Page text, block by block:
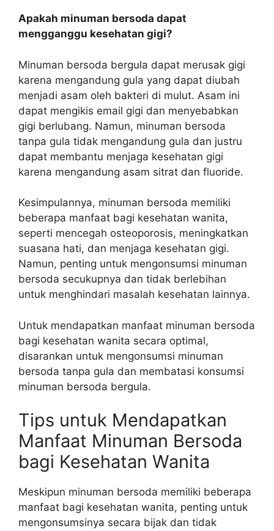
Apakah minuman bersoda dapat
mengganggu kesehatan gigi?
Minuman bersoda bergula dapat merusak gigi
karena mengandung gula yang dapat diubah
menjadi asam oleh bakteri di mulut. Asam ini
dapat mengikis email gigi dan menyebabkan
gigi berlubang. Namun, minuman bersoda
tanpa gula tidak mengandung gula dan justru
dapat membantu menjaga kesehatan gigi
karena mengandung asam sitrat dan fluoride.
Kesimpulannya, minuman bersoda memiliki
beberapa manfaat bagi kesehatan wanita,
seperti mencegah osteoporosis, meningkatkan
suasana hati, dan menjaga kesehatan gigi.
Namun, penting untuk mengonsumsi minuman
bersoda secukupnya dan tidak berlebihan
untuk menghindari masalah kesehatan lainnya.
Untuk mendapatkan manfaat minuman bersoda
bagi kesehatan wanita secara optimal,
disarankan untuk mengonsumsi minuman
bersoda tanpa gula dan membatasi konsumsi
minuman bersoda bergula.
Tips untuk Mendapatkan
Manfaat Minuman Bersoda
bagi Kesehatan Wanita
Meskipun minuman bersoda memiliki beberapa
manfaat bagi kesehatan wanita, penting untuk
mengonsumsinya secara bijak dan tidak